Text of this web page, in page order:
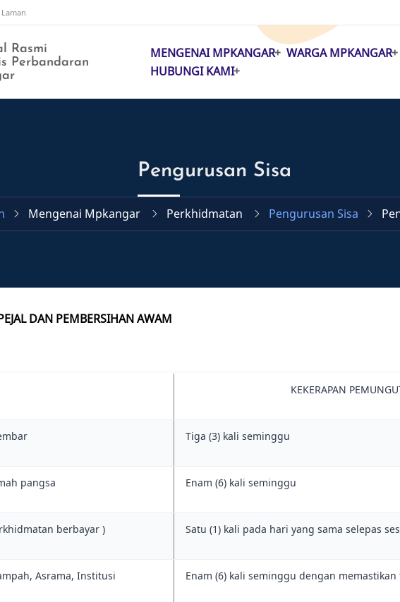
Rasmi
Perbandaran
MAIN
MENGENAI MPKANGAR WARGA MPKANGAR
HUBUNGI KAMI
Pengurusan Sisa
Mengenai Mpkangar Perkhidmatan Pengurusan Sisa
DAN PEMBERSIHAN AWAM
KEKERAPAN
Tiga (3) kali seminggu
pangsa Enam (6) kali seminggu
berbayar ) Satu (1) kali pada hari yang sama selepas
Asrama, Institusi Enam (6) kali seminggu dengan